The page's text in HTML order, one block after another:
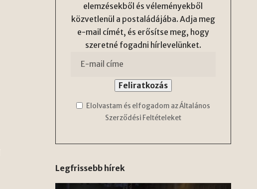
elemzésekből és véleményekből
közvetlenül a postaládájába. Adja meg
e-mail címét, és erősítse meg, hogy
szeretné fogadni hírlevelünket.
Elolvastam és elfogadom az Általános
Szerződési Feltételeket
Legfrissebb hírek